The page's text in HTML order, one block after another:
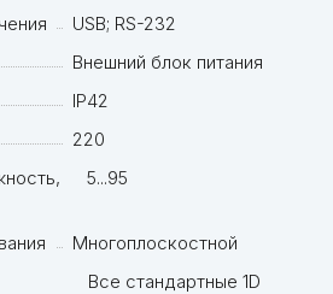
USB; RS-232
Внешний блок питания
IP42
220
5...95
Многоплоскостной
Все стандартные 1D